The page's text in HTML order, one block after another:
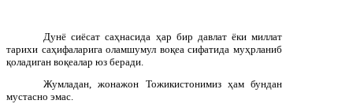
Дунё сиёсат саҳнасида ҳар бир давлат ёки миллат
тарихи саҳифаларига оламшумул воқеа сифатида муҳрланиб
қоладиган воқеалар юз беради.
Жумладан, жонажон Тожикистонимиз ҳам бундан
мустасно эмас.